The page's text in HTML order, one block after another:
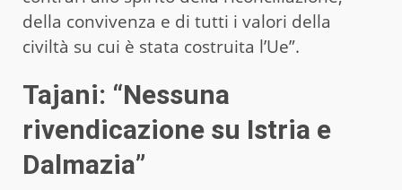
della convivenza e di tutti i valori della
civiltà su cui è stata costruita l’Ue”.
Tajani: “Nessuna
rivendicazione su Istria e
Dalmazia”